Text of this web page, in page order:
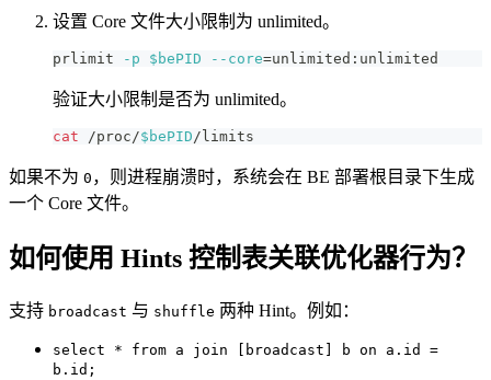
设置 Core 文件大小限制为 unlimited。
prlimit -p $bePID --core=unlimited:unlimited
验证大小限制是否为 unlimited。
cat /proc/$bePID /limits
如果不为 0 ，则进程崩溃时，系统会在 BE 部署根目录下生成
一个 Core 文件。
如何使用 Hints 控制表关联优化器行为？
支持 broadcast 与 shuffle 两种 Hint。例如：
select * from a join [broadcast] b on a.id =
b.id;